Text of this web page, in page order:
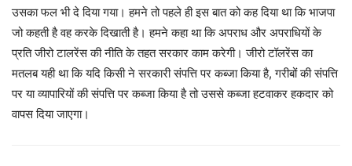
उसका फल भी दे दिया गया। हमने तो पहले ही इस बात को कह दिया था कि भाजपा
जो कहती है वह करके दिखाती है। हमने कहा था कि अपराध और अपराधियों के
प्रति जीरो टालरेंस की नीति के तहत सरकार काम करेगी। जीरो टॉलरेंस का
मतलब यही था कि यदि किसी ने सरकारी संपत्ति पर कब्जा किया है, गरीबों की संपत्ति
पर या व्यापारियों की संपत्ति पर कब्जा किया है तो उससे कब्जा हटवाकर हकदार को
वापस दिया जाएगा।